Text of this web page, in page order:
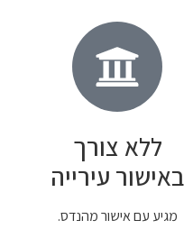
ללא צורך
באישור עירייה
מגיע עם אישור מהנדס.